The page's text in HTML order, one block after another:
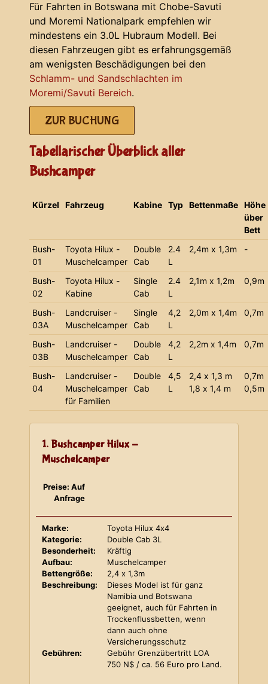
Für Fahrten in Botswana mit Chobe-Savuti
und Moremi Nationalpark empfehlen wir
mindestens ein 3.0L Hubraum Modell. Bei
diesen Fahrzeugen gibt es erfahrungsgemäß
am wenigsten Beschädigungen bei den
Schlamm- und Sandschlachten im
Moremi/Savuti Bereich.
ZUR BUCHUNG
Tabellarischer Überblick aller
Bushcamper
Kürzel Fahrzeug Kabine Typ Bettenmaße Höhe
über
Bett
Bush-
01
Toyota Hilux -
Muschelcamper
Double
Cab
2.4
L
2,4m x 1,3m -
Bush-
02
Toyota Hilux -
Kabine
Single
Cab
2.4
L
2,1m x 1,2m 0,9m
Bush-
03A
Landcruiser -
Muschelcamper
Single
Cab
4,2
L
2,0m x 1,4m 0,7m
Bush-
03B
Landcruiser -
Muschelcamper
Double
Cab
4,2
L
2,2m x 1,4m 0,7m
Bush-
04
Landcruiser -
Muschelcamper
für Familien
Double
Cab
4,5
L
2,4 x 1,3 m
1,8 x 1,4 m
0,7m
0,5m
1. Bushcamper Hilux -
Muschelcamper
Preise: Auf
Anfrage
Marke:
Toyota Hilux 4x4
Kategorie:
Double Cab 3L
Besonderheit:
Kräftig
Aufbau:
Muschelcamper
Bettengröße:
2,4 x 1,3m
Beschreibung:
Dieses Model ist für ganz
Namibia und Botswana
geeignet, auch für Fahrten in
Trockenflussbetten, wenn
dann auch ohne
Versicherungsschutz
Gebühren:
Gebühr Grenzübertritt LOA
750 N$ / ca. 56 Euro pro Land.